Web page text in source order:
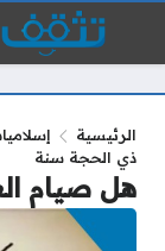
الرئيسية
ذي الحجة سنة
هل صيام